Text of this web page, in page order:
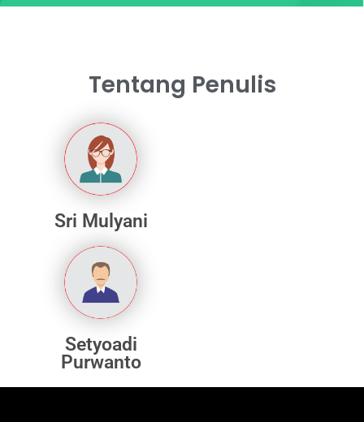
Tentang Penulis
Sri Mulyani
Setyoadi
Purwanto